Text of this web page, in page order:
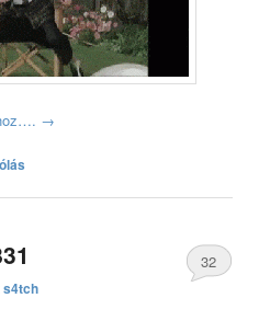
→
s4tch
32